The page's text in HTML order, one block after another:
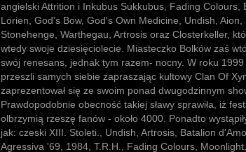
angielski Attrition i Inkubus Sukkubus, Fading Colours,
Lorien, God's Bow, God's Own Medicine, Undish, Aion,
Stonehenge, Warthegau, Artrosis oraz Closterkeller,
wtedy swoje dziesięciolecie. Miasteczko Bolków zaś
swój renesans, jednak tym razem- nocny. W roku
przeszli samych siebie zapraszając kultowy Clan Of
zaprezentował się ze swoim ponad dwugodzinnym
Prawdopodobnie obecność takiej sławy sprawiła, iż
olbrzymią rzeszę fanów - około 4000. Ponadto
jak: czeski XIII. Stoleti., Undish, Artrosis, Batalion
Agressiva '69, 1984, T.R.H., Fading Colours,